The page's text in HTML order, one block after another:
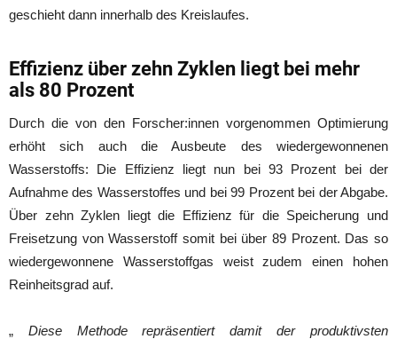
geschieht dann innerhalb des Kreislaufes.
Effizienz über zehn Zyklen liegt bei mehr
als 80 Prozent
Durch die von den Forscher:innen vorgenommen Optimierung
erhöht sich auch die Ausbeute des wiedergewonnenen
Wasserstoffs: Die Effizienz liegt nun bei 93 Prozent bei der
Aufnahme des Wasserstoffes und bei 99 Prozent bei der Abgabe.
Über zehn Zyklen liegt die Effizienz für die Speicherung und
Freisetzung von Wasserstoff somit bei über 89 Prozent. Das so
wiedergewonnene Wasserstoffgas weist zudem einen hohen
Reinheitsgrad auf.
„ Diese Methode repräsentiert damit der produktivsten